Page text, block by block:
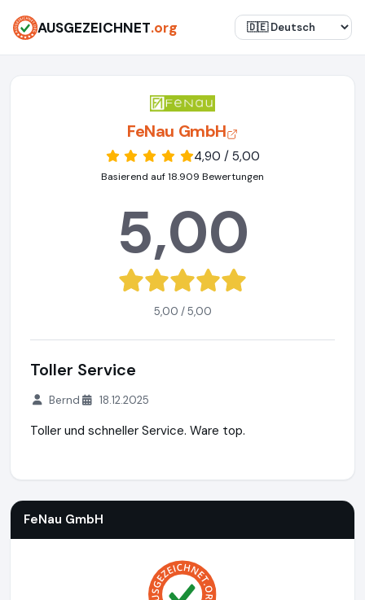
AUSGEZEICHNET.org
FeNau GmbH
4,90 / 5,00
Basierend auf 18.909 Bewertungen
5,00
5,00 / 5,00
Toller Service
Bernd 18.12.2025
Toller und schneller Service. Ware top.
FeNau GmbH